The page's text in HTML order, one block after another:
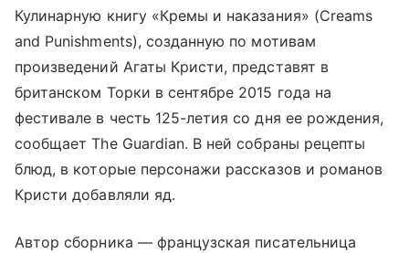
Кулинарную книгу «Кремы и наказания» (Creams
and Punishments), созданную по мотивам
произведений Агаты Кристи, представят в
британском Торки в сентябре 2015 года на
фестивале в честь 125-летия со дня ее рождения,
сообщает The Guardian. В ней собраны рецепты
блюд, в которые персонажи рассказов и романов
Кристи добавляли яд.
Автор сборника — французская писательница